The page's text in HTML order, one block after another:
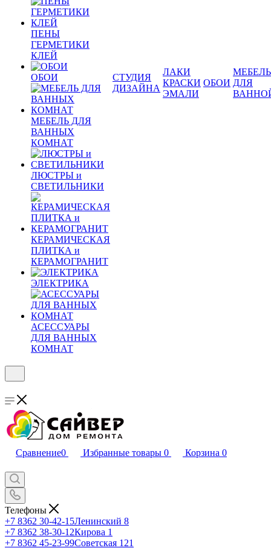
ПЕНЫ
ГЕРМЕТИКИ
КЛЕЙ
ОБОИ
МЕБЕЛЬ ДЛЯ
ВАННЫХ
КОМНАТ
ЛЮСТРЫ и
СВЕТИЛЬНИКИ
КЕРАМИЧЕСКАЯ
ПЛИТКА и
КЕРАМОГРАНИТ
ЭЛЕКТРИКА
АСЕССУАРЫ
ДЛЯ ВАННЫХ
КОМНАТ
СТУДИЯ
ДИЗАЙНА
ЛАКИ
КРАСКИ
ЭМАЛИ
ОБОИ
МЕБЕЛЬ
ДЛЯ
Сравнение0 Избранные товары 0 Корзина 0
Телефоны
+7 8362 30-42-15Ленинский 8
+7 8362 38-30-12Кирова 1
+7 8362 45-23-99Советская 121